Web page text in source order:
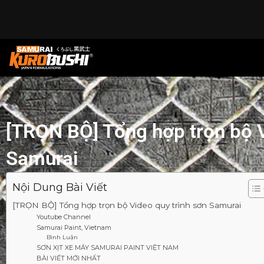
[TRỌN BỘ] Tổng hợp trọn bộ
Samurai
Nội Dung Bài Viết
[TRỌN BỘ] Tổng hợp trọn bộ Video quy trình sơn Samurai
Youtube Channel
Samurai Paint, Vietnam
Bình Luận
SƠN XỊT XE MÁY SAMURAI PAINT VIỆT NAM
BÀI VIẾT MỚI NHẤT